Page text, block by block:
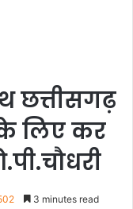
छत्तीसगढ़
लिए कर
3 minutes read